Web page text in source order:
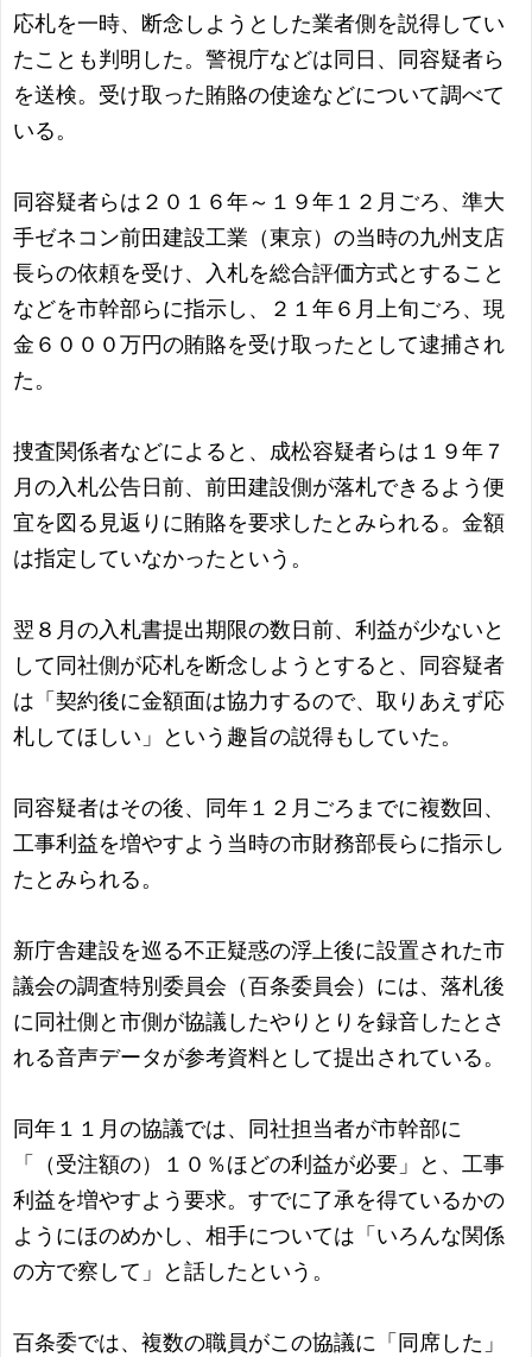
応札を一時、断念しようとした業者側を説得してい
たことも判明した。警視庁などは同日、同容疑者ら
を送検。受け取った賄賂の使途などについて調べて
いる。
同容疑者らは２０１６年～１９年１２月ごろ、準大
手ゼネコン前田建設工業（東京）の当時の九州支店
長らの依頼を受け、入札を総合評価方式とすること
などを市幹部らに指示し、２１年６月上旬ごろ、現
金６０００万円の賄賂を受け取ったとして逮捕され
た。
捜査関係者などによると、成松容疑者らは１９年７
月の入札公告日前、前田建設側が落札できるよう便
宜を図る見返りに賄賂を要求したとみられる。金額
は指定していなかったという。
翌８月の入札書提出期限の数日前、利益が少ないと
して同社側が応札を断念しようとすると、同容疑者
は「契約後に金額面は協力するので、取りあえず応
札してほしい」という趣旨の説得もしていた。
同容疑者はその後、同年１２月ごろまでに複数回、
工事利益を増やすよう当時の市財務部長らに指示し
たとみられる。
新庁舎建設を巡る不正疑惑の浮上後に設置された市
議会の調査特別委員会（百条委員会）には、落札後
に同社側と市側が協議したやりとりを録音したとさ
れる音声データが参考資料として提出されている。
同年１１月の協議では、同社担当者が市幹部に
「（受注額の）１０％ほどの利益が必要」と、工事
利益を増やすよう要求。すでに了承を得ているかの
ようにほのめかし、相手については「いろんな関係
の方で察して」と話したという。
百条委では、複数の職員がこの協議に「同席した」